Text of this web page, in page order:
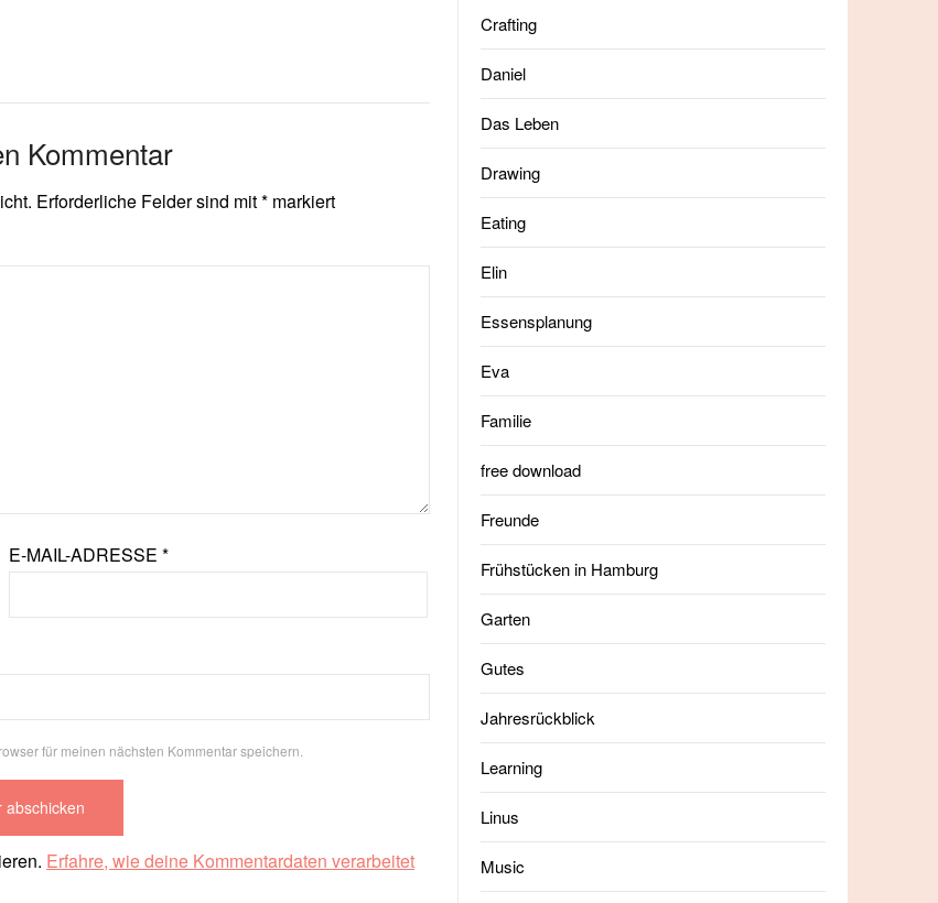
Kommentar
Erforderliche Felder sind mit*markiert
E-MAIL-ADRESSE *
für meinen nächsten Kommentar speichern.
Erfahre, wie deine Kommentardaten verarbeitet
Crafting
Daniel
Das Leben
Drawing
Eating
Elin
Essensplanung
Eva
Familie
free download
Freunde
Frühstücken in Hamburg
Garten
Gutes
Jahresrückblick
Learning
Linus
Music